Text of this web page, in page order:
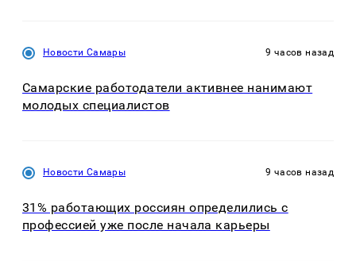
Новости Самары 9 часов назад
Самарские работодатели активнее нанимают
молодых специалистов
Новости Самары 9 часов назад
31% работающих россиян определились с
профессией уже после начала карьеры